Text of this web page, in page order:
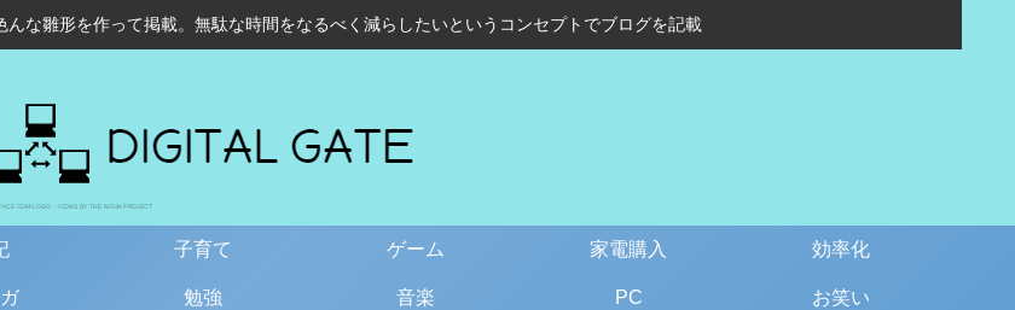
な雛形を作って掲載。無駄な時間をなるべく減らしたいというコンセプトでブログを記載
子育て ゲーム 家電購入 効率化
勉強 音楽 PC お笑い